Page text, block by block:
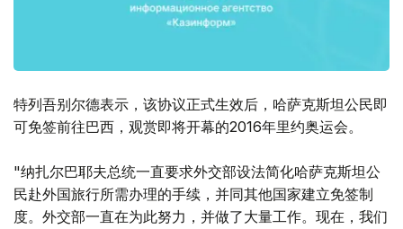
特列吾别尔德表示，该协议正式生效后，哈萨克斯坦公民即
可免签前往巴西，观赏即将开幕的2016年里约奥运会。
"纳扎尔巴耶夫总统一直要求外交部设法简化哈萨克斯坦公
民赴外国旅行所需办理的手续，并同其他国家建立免签制
度。外交部一直在为此努力，并做了大量工作。现在，我们